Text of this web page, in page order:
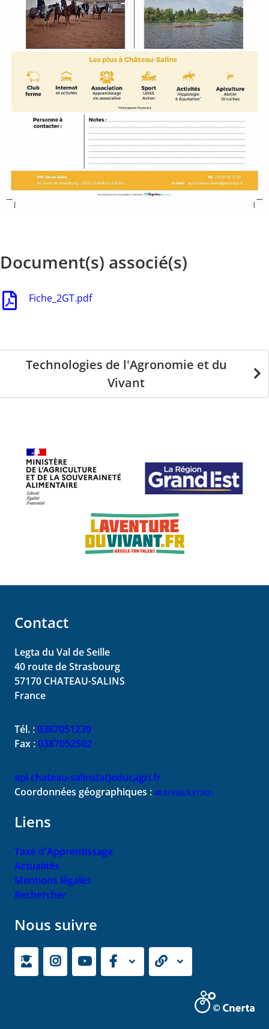
Document(s) associé(s)
Fiche_2GT.pdf
Technologies de l'Agronomie et du
Vivant
Contact
Legta du Val de Seille
40 route de Strasbourg
57170 CHATEAU-SALINS
France
Tél. :0387051239
Fax :0387052502
epl.chateau-salins(at)educagri.fr
Coordonnées géographiques : 48.819326,6.517621
Liens
Taxe d'Apprentissage
Actualités
Mentions légales
Rechercher
Nous suivre